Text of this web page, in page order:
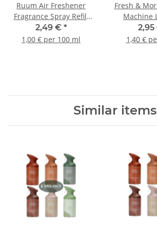
Ruum Air Freshener
Fragrance Spray Refill
250ml
2,49 € *
1,00 € per 100 ml
Fresh &
Machine
Pearls/
1,40 €
Similar items